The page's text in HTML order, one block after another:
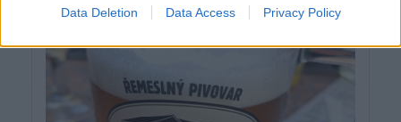
Data Deletion Data Access Privacy Policy